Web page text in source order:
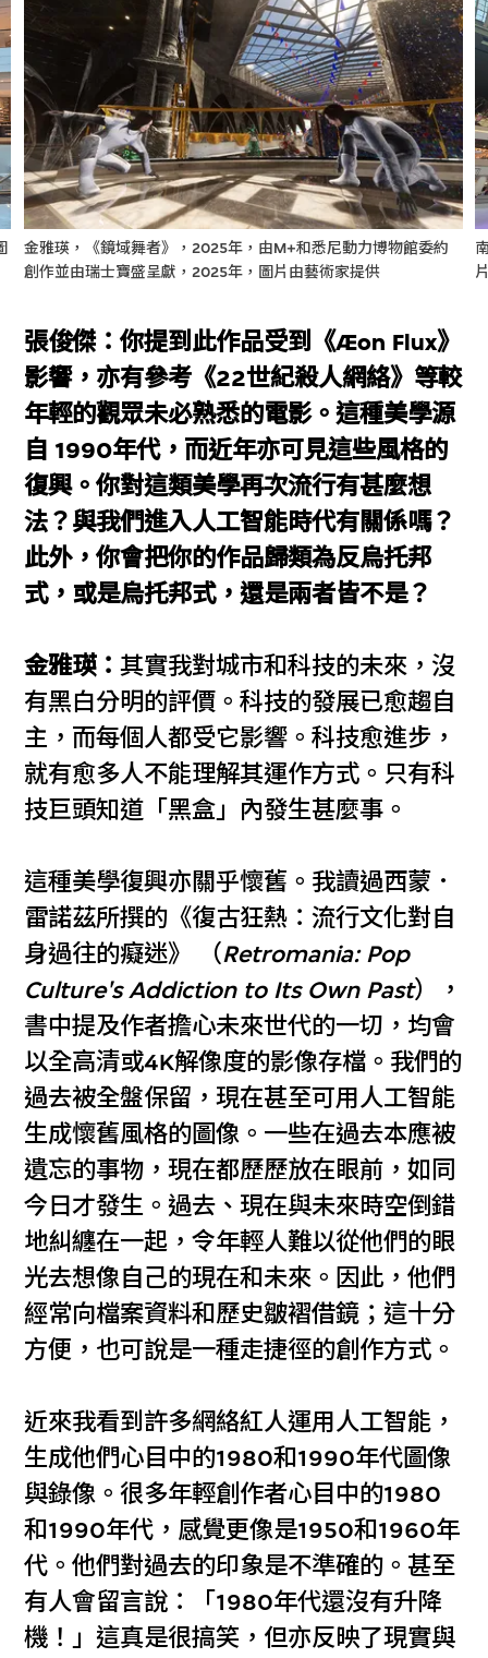
金雅瑛，《鏡域舞者》，2025年，由M+和悉尼動力博物館委約
創作並由瑞士寶盛呈獻，2025年，圖片由藝術家提供
張俊傑：你提到此作品受到《Æon Flux》
影響，亦有參考《22世紀殺人網絡》等較
年輕的觀眾未必熟悉的電影。這種美學源
自 1990年代，而近年亦可見這些風格的
復興。你對這類美學再次流行有甚麼想
法？與我們進入人工智能時代有關係嗎？
此外，你會把你的作品歸類為反烏托邦
式，或是烏托邦式，還是兩者皆不是？
金雅瑛：其實我對城市和科技的未來，沒
有黑白分明的評價。科技的發展已愈趨自
主，而每個人都受它影響。科技愈進步，
就有愈多人不能理解其運作方式。只有科
技巨頭知道「黑盒」內發生甚麼事。
這種美學復興亦關乎懷舊。我讀過西蒙．
雷諾茲所撰的《復古狂熱：流行文化對自
身過往的癡迷》 （Retromania: Pop
Culture's Addiction to Its Own Past），
書中提及作者擔心未來世代的一切，均會
以全高清或4K解像度的影像存檔。我們的
過去被全盤保留，現在甚至可用人工智能
生成懷舊風格的圖像。一些在過去本應被
遺忘的事物，現在都歷歷放在眼前，如同
今日才發生。過去、現在與未來時空倒錯
地糾纏在一起，令年輕人難以從他們的眼
光去想像自己的現在和未來。因此，他們
經常向檔案資料和歷史皺褶借鏡；這十分
方便，也可說是一種走捷徑的創作方式。
近來我看到許多網絡紅人運用人工智能，
生成他們心目中的1980和1990年代圖像
與錄像。很多年輕創作者心目中的1980
和1990年代，感覺更像是1950和1960年
代。他們對過去的印象是不準確的。甚至
有人會留言說：「1980年代還沒有升降
機！」這真是很搞笑，但亦反映了現實與